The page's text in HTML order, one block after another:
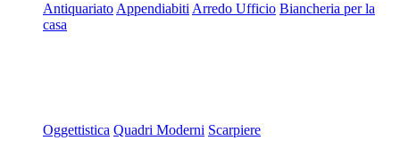
Antiquariato Appendiabiti Arredo Ufficio Biancheria per la
casa
Oggettistica Quadri Moderni Scarpiere